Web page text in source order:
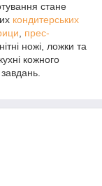
стане
кондитерських
, прес-
ножі, ложки та
кожного